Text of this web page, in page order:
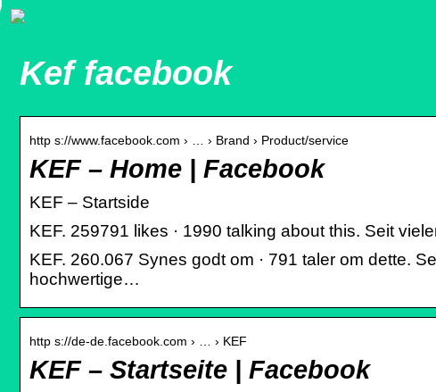
Kef facebook
http s://www.facebook.com › … › Brand › Product/service
KEF – Home | Facebook
KEF – Startside
KEF. 259791 likes · 1990 talking about this. Seit
KEF. 260.067 Synes godt om · 791 taler om dette.
hochwertige…
http s://de-de.facebook.com › … › KEF
KEF – Startseite | Facebook